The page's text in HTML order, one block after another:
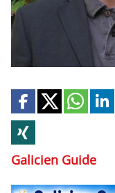
Galicien Guide